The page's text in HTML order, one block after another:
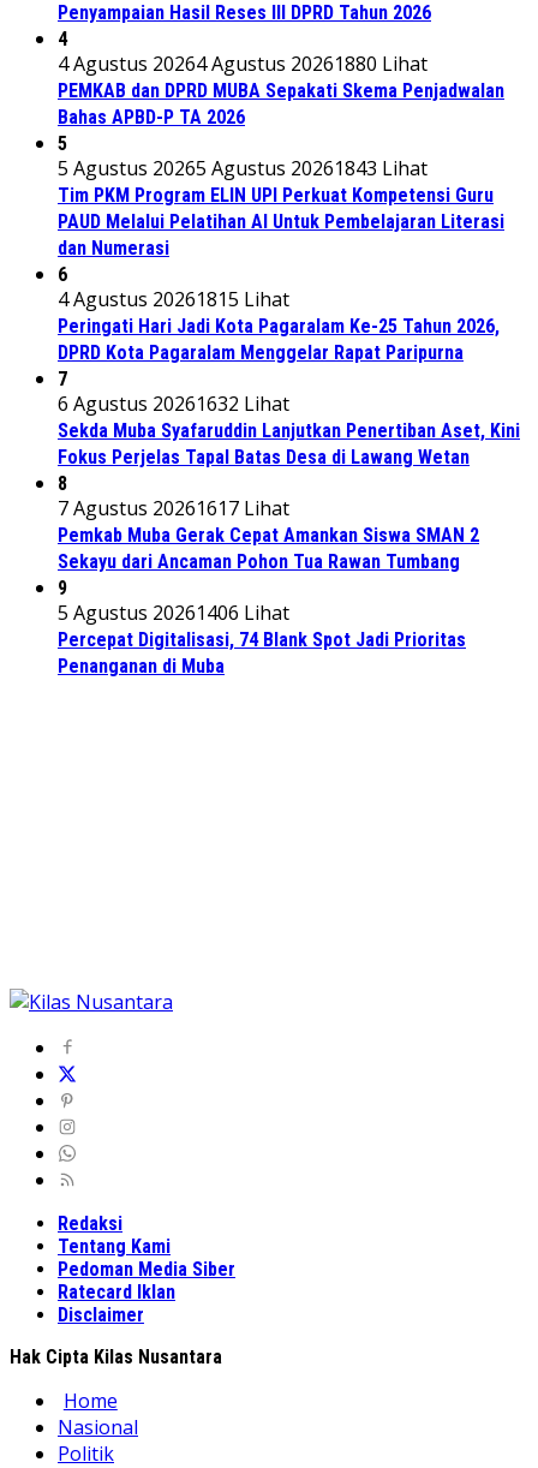
Penyampaian Hasil Reses III DPRD Tahun 2026
4
4 Agustus 20264 Agustus 20261880 Lihat
PEMKAB dan DPRD MUBA Sepakati Skema Penjadwalan
Bahas APBD-P TA 2026
5
5 Agustus 20265 Agustus 20261843 Lihat
Tim PKM Program ELIN UPI Perkuat Kompetensi Guru
PAUD Melalui Pelatihan AI Untuk Pembelajaran Literasi
dan Numerasi
6
4 Agustus 20261815 Lihat
Peringati Hari Jadi Kota Pagaralam Ke-25 Tahun 2026,
DPRD Kota Pagaralam Menggelar Rapat Paripurna
7
6 Agustus 20261632 Lihat
Sekda Muba Syafaruddin Lanjutkan Penertiban Aset, Kini
Fokus Perjelas Tapal Batas Desa di Lawang Wetan
8
7 Agustus 20261617 Lihat
Pemkab Muba Gerak Cepat Amankan Siswa SMAN 2
Sekayu dari Ancaman Pohon Tua Rawan Tumbang
9
5 Agustus 20261406 Lihat
Percepat Digitalisasi, 74 Blank Spot Jadi Prioritas
Penanganan di Muba
Redaksi
Tentang Kami
Pedoman Media Siber
Ratecard Iklan
Disclaimer
Hak Cipta Kilas Nusantara
Home
Nasional
Politik